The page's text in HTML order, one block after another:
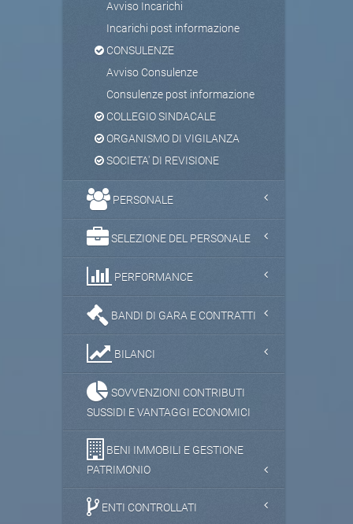
Avviso Incarichi
Incarichi post informazione
CONSULENZE
Avviso Consulenze
Consulenze post informazione
COLLEGIO SINDACALE
ORGANISMO DI VIGILANZA
SOCIETA' DI REVISIONE
PERSONALE
SELEZIONE DEL PERSONALE
PERFORMANCE
BANDI DI GARA E CONTRATTI
BILANCI
SOVVENZIONI CONTRIBUTI
SUSSIDI E VANTAGGI ECONOMICI
BENI IMMOBILI E GESTIONE
PATRIMONIO
ENTI CONTROLLATI